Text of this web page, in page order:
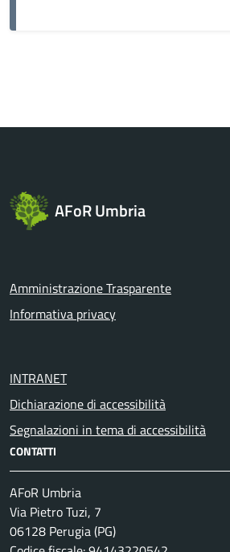
AFoR Umbria
Amministrazione Trasparente
Informativa privacy
INTRANET
Dichiarazione di accessibilità
Segnalazioni in tema di accessibilità
CONTATTI
AFoR Umbria
Via Pietro Tuzi, 7
06128 Perugia (PG)